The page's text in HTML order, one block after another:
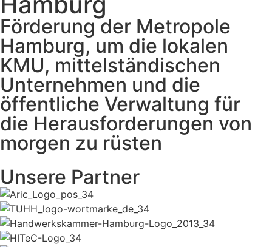
Förderung der Metropole
Hamburg, um die lokalen
KMU, mittelständischen
Unternehmen und die
öffentliche Verwaltung für
die Herausforderungen von
morgen zu rüsten
Unsere Partner